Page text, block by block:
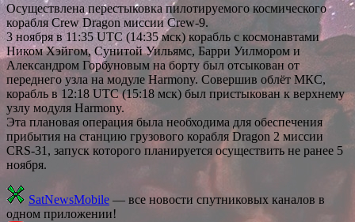
Осуществлена перестыковка пилотируемого космического
корабля Crew Dragon миссии Crew-9.
3 ноября в 11:35 UTC (14:35 мск) корабль с космонавтами
Ником Хэйгом, Сунитой Уильямс, Барри Уилмором и
Александром Горбуновым на борту был отсыкован от
переднего узла на модуле Harmony. Совершив облёт МКС,
корабль в 12:18 UTC (15:18 мск) был пристыкован к верхнему
узлу модуля Harmony.
Эта плановая операция была необходима для обеспечения
прибытия на станцию грузового корабля Dragon 2 миссии
CRS-31, запуск которого планируется осуществить не ранее 5
ноября.
SatNewsMobile — все новости спутниковых каналов в
одном приложении!